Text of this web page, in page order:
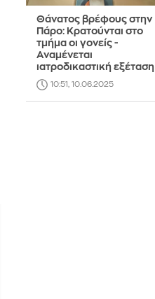
Θάνατος βρέφους στην
Πάρο: Κρατούνται στο
τμήμα οι γονείς -
Αναμένεται
ιατροδικαστική εξέταση
10:51, 10.06.2025